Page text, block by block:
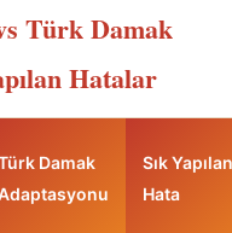
Türk Damak
Hatalar
Damak
Sık Yapılan
Hata